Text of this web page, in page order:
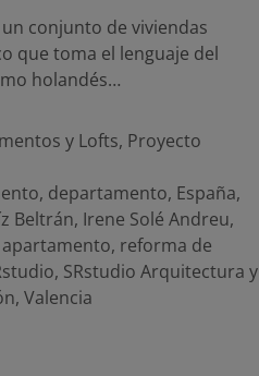
conjunto de viviendas
que toma el lenguaje del
holandés…
y Lofts, Proyecto
, departamento, España,
Beltrán, Irene Solé Andreu,
, reforma de
, SRstudio Arquitectura y
, Valencia